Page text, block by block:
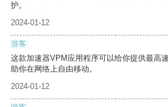
护。
2024-01-12
游客
这款加速器VPM应用程序可以给你提供最高
助你在网络上自由移动。
2024-01-12